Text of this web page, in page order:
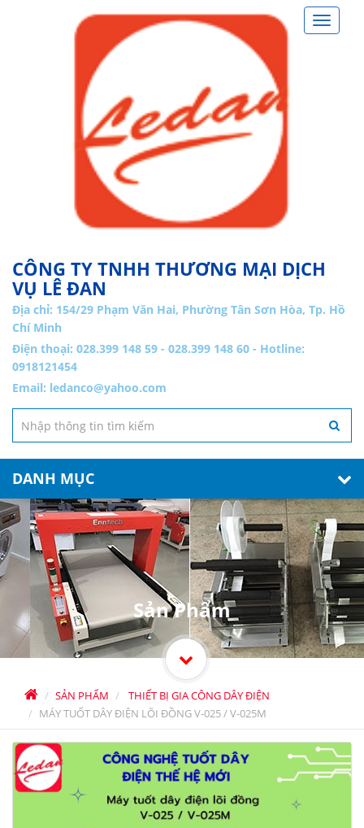
Toggle
CÔNG TY TNHH THƯƠNG MẠI DỊCH
VỤ LÊ ĐAN
Địa chỉ: 154/29 Phạm Văn Hai, Phường Tân Sơn Hòa, Tp. Hồ
Chí Minh
Điện thoại: 028.399 148 59 - 028.399 148 60 - Hotline:
0918121454
Email: ledanco@yahoo.com
DANH MỤC
SẢN PHẨM
THIẾT BỊ GIA CÔNG DÂY ĐIỆN
MÁY TUỐT DÂY ĐIỆN LÕI ĐỒNG V-025 / V-025M
Sản Phẩm